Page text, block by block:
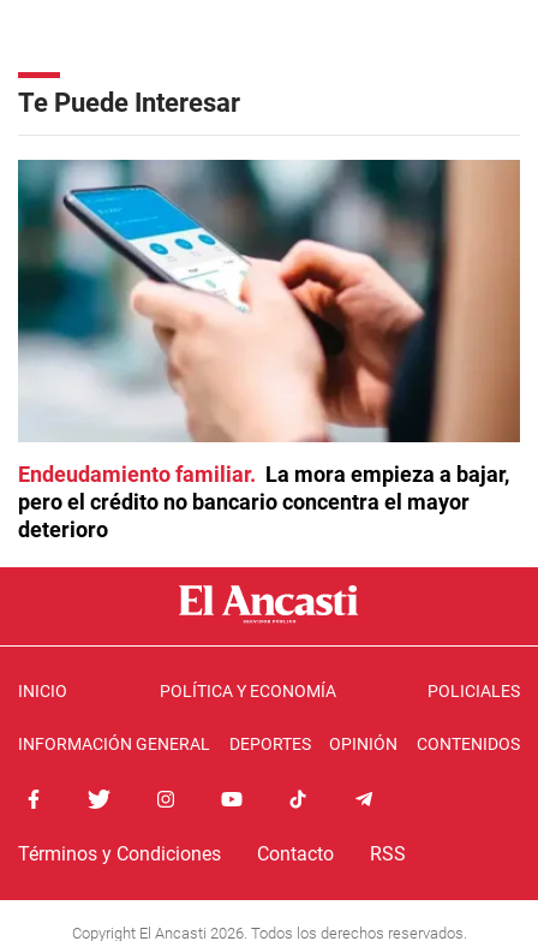
Te Puede Interesar
Endeudamiento familiar
La mora empieza a bajar,
pero el crédito no bancario concentra el mayor
deterioro
INICIO POLÍTICA Y ECONOMÍA POLICIALES
INFORMACIÓN GENERAL DEPORTES OPINIÓN CONTENIDOS
Términos y Condiciones Contacto RSS
Copyright El Ancasti 2026. Todos los derechos reservados.